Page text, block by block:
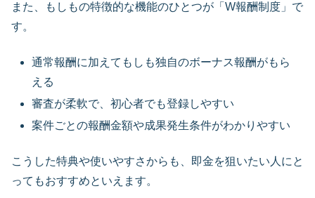
また、もしもの特徴的な機能のひとつが「W報酬制度」で
す。
通常報酬に加えてもしも独自のボーナス報酬がもら
える
審査が柔軟で、初心者でも登録しやすい
案件ごとの報酬金額や成果発生条件がわかりやすい
こうした特典や使いやすさからも、即金を狙いたい人にと
ってもおすすめといえます。